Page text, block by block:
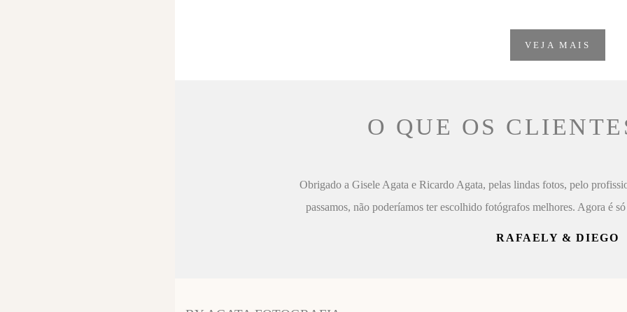
VEJA MAIS
O QUE OS
Obrigado a Gisele Agata e Ricardo Agata, pelas lindas fotos, pelo
passamos, não poderíamos ter escolhido fotógrafos melhores. Agora é
RAFAELY & DIEGO